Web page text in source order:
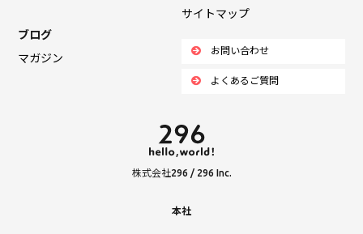
サイトマップ
ブログ
マガジン
お問い合わせ
よくあるご質問
株式会社296 / 296 Inc.
本社